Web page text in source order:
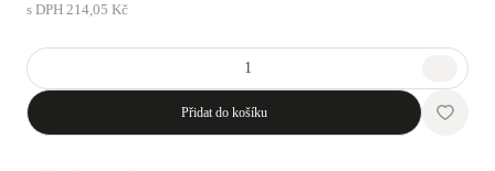
s DPH 214,05 Kč
Přidat do košíku